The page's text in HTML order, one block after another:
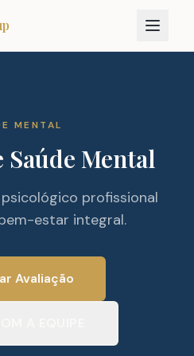
MENTAL
Saúde Mental
profissional
estar integral.
Avaliação